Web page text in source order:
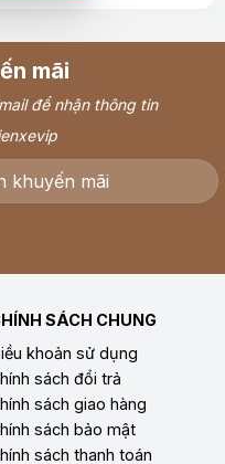
mãi
để nhận thông tin
SÁCH CHUNG
khoản sử dụng
sách đổi trả
sách giao hàng
sách bảo mật
sách thanh toán